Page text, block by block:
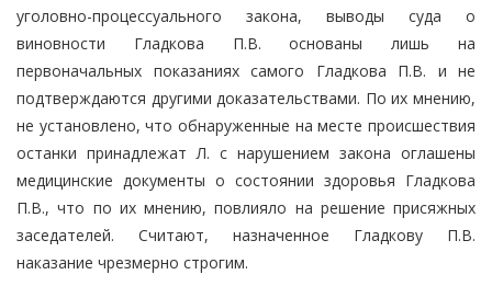
уголовно-процессуального закона, выводы суда о
виновности Гладкова П.В. основаны лишь на
первоначальных показаниях самого Гладкова П.В. и не
подтверждаются другими доказательствами. По их мнению,
не установлено, что обнаруженные на месте происшествия
останки принадлежат Л. с нарушением закона оглашены
медицинские документы о состоянии здоровья Гладкова
П.В., что по их мнению, повлияло на решение присяжных
заседателей. Считают, назначенное Гладкову П.В.
наказание чрезмерно строгим.